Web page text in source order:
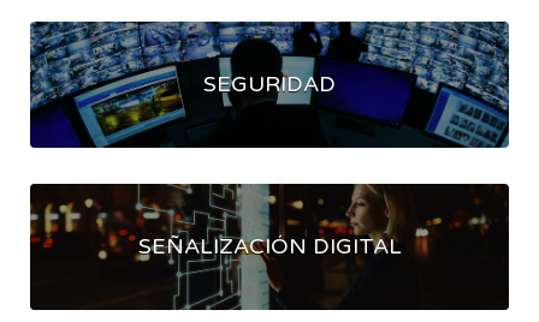
SEGURIDAD
SEÑALIZACIÓN DIGITAL